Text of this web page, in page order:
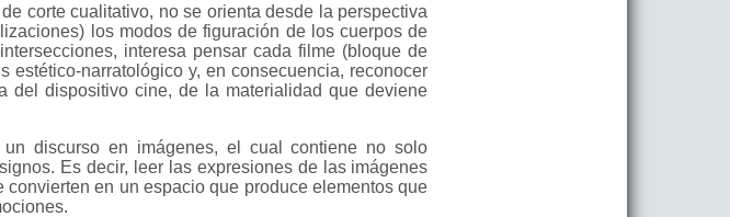
corte cualitativo, no se orienta desde la perspectiva
los modos de figuración de los cuerpos de
interesa pensar cada filme (bloque de
estético-narratológico y, en consecuencia, reconocer
del dispositivo cine, de la materialidad que deviene
discurso en imágenes, el cual contiene no solo
Es decir, leer las expresiones de las imágenes
en un espacio que produce elementos que